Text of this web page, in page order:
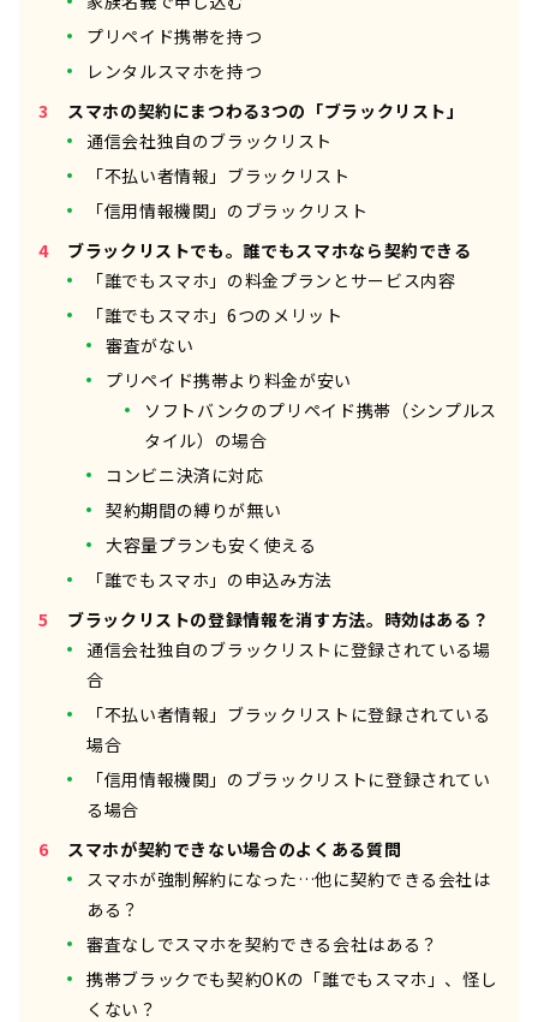
プリペイド携帯を持つ
レンタルスマホを持つ
スマホの契約にまつわる3つの「ブラックリスト」
通信会社独自のブラックリスト
「不払い者情報」ブラックリスト
「信用情報機関」のブラックリスト
ブラックリストでも。誰でもスマホなら契約できる
「誰でもスマホ」の料金プランとサービス内容
「誰でもスマホ」6つのメリット
審査がない
プリペイド携帯より料金が安い
ソフトバンクのプリペイド携帯（シンプルス
タイル）の場合
コンビニ決済に対応
契約期間の縛りが無い
大容量プランも安く使える
「誰でもスマホ」の申込み方法
ブラックリストの登録情報を消す方法。時効はある？
通信会社独自のブラックリストに登録されている場
合
「不払い者情報」ブラックリストに登録されている
場合
「信用情報機関」のブラックリストに登録されてい
る場合
スマホが契約できない場合のよくある質問
スマホが強制解約になった…他に契約できる会社は
ある？
審査なしでスマホを契約できる会社はある？
携帯ブラックでも契約OKの「誰でもスマホ」、怪し
くない？